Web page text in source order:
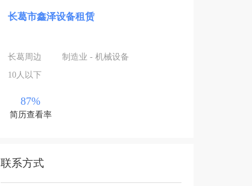
长葛市鑫泽设备租赁
长葛周边
制造业 - 机械设备
10人以下
87%
简历查看率
联系方式